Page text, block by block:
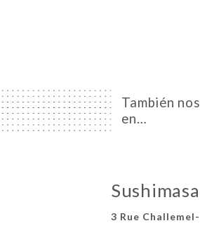
También
en…
3 Rue